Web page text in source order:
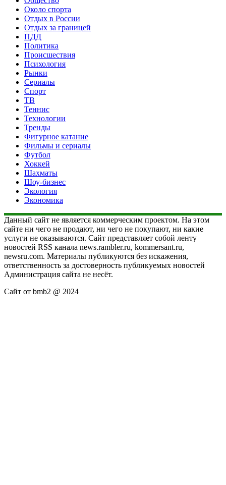
Около спорта
Отдых в России
Отдых за границей
ПДД
Политика
Происшествия
Психология
Рынки
Сериалы
Спорт
ТВ
Теннис
Технологии
Тренды
Фигурное катание
Фильмы и сериалы
Футбол
Хоккей
Шахматы
Шоу-бизнес
Экология
Экономика
Данный сайт не является коммерческим проектом. На этом
сайте ни чего не продают, ни чего не покупают, ни какие
услуги не оказываются. Сайт представляет собой ленту
новостей RSS канала news.rambler.ru, kommersant.ru,
newsru.com. Материалы публикуются без искажения,
ответственность за достоверность публикуемых новостей
Администрация сайта не несёт.
Сайт от bmb2 @ 2024